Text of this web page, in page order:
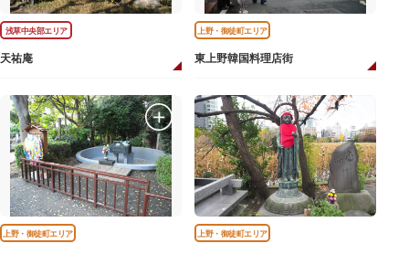
浅草中央部エリア
天祐庵
上野・御徒町エリア
東上野韓国料理店街
上野・御徒町エリア 上野・御徒町エリア